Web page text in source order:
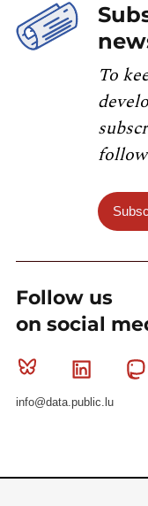
To
Follow us
on social
Bluesky
info@data.public.lu